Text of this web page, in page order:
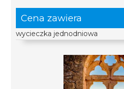
Cena zawiera
wycieczka jednodniowa